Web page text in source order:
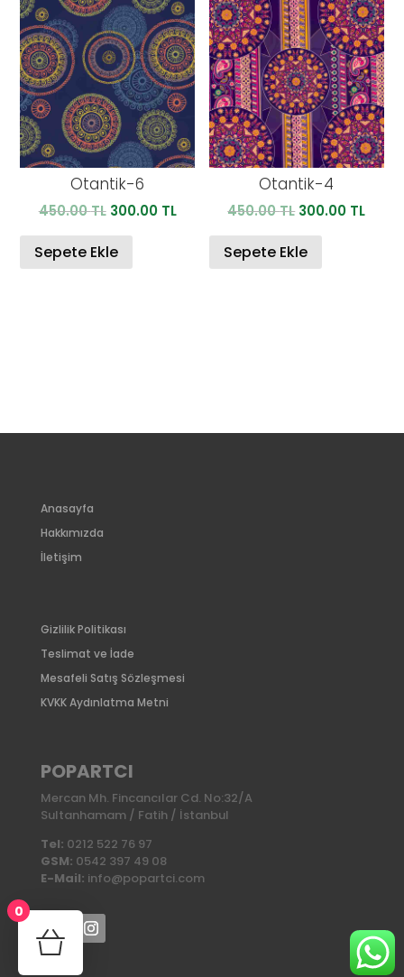
Otantik-6
450.00TL Orijinal
450.00 TL.
300.00 TLŞu
300.00 TL.
Sepete Ekle
Otantik-4
450.00TL Orijinal
450.00 TL.
300.00 TLŞu
Sepete Ekle
Anasayfa
Hakkımızda
İletişim
Gizlilik Politikası
Teslimat ve İade
Mesafeli Satış Sözleşmesi
KVKK Aydınlatma Metni
POPARTCI
Mercan Mh. Fincancılar Cd. No:32/A
Sultanhamam / Fatih / İstanbul
Tel: 0212 522 76 97
GSM: 0542 397 49 08
E-Mail: info@popartci.com
0